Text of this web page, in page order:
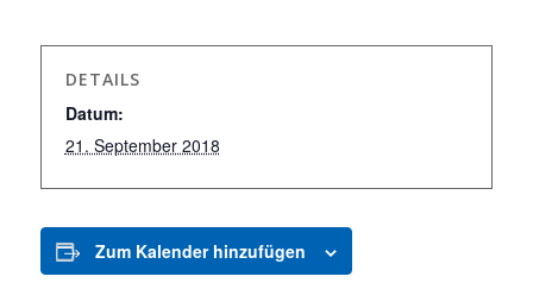
DETAILS
Datum:
21. September 2018
Zum Kalender hinzufügen